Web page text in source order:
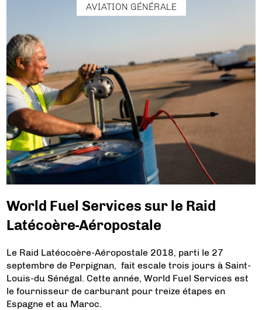
AVIATION GÉNÉRALE
World Fuel Services sur le Raid
Latécoère-Aéropostale
Le Raid Latéocoère-Aéropostale 2018, parti le 27
septembre de Perpignan, fait escale trois jours à Saint-
Louis-du Sénégal. Cette année, World Fuel Services est
le fournisseur de carburant pour treize étapes en
Espagne et au Maroc.